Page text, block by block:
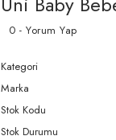
0 - Yorum Yap
Kategori
Marka
Stok Kodu
Stok Durumu